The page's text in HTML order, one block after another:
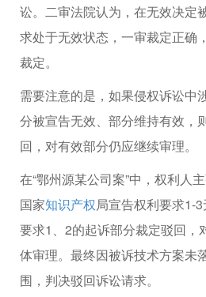
讼。二审法院认为，在无效决定
求处于无效状态，一审裁定正确
裁定。
需要注意的是，如果侵权诉讼中
分被宣告无效、部分维持有效，
回，对有效部分仍应继续审理。
在“鄂州源某公司案”中，权利人
国家知识产权局宣告权利要求1-
要求1、2的起诉部分裁定驳回，
体审理。最终因被诉技术方案未
围，判决驳回诉讼请求。